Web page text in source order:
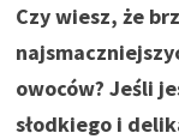
Czy wiesz, że
owoców? Jeśli
słodkiego i